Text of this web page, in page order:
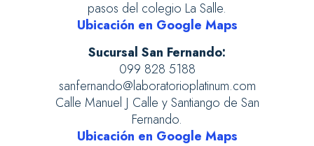
pasos del colegio La Salle.
Ubicación en Google Maps
Sucursal San Fernando:
099 828 5188
sanfernando@laboratorioplatinum.com
Calle Manuel J Calle y Santiango de San
Fernando.
Ubicación en Google Maps